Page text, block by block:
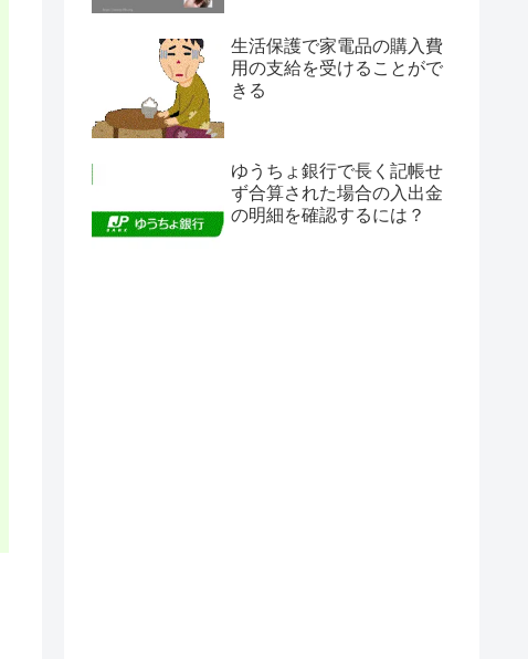
生活保護で家電品の購入費
用の支給を受けることがで
きる
ゆうちょ銀行で長く記帳せ
ず合算された場合の入出金
の明細を確認するには？